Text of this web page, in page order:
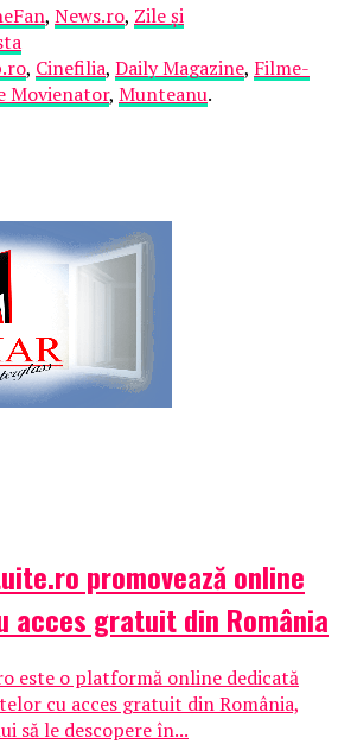
, News.ro, Zile și
, Cinefilia, Daily Magazine, Filme-
Movienator, Munteanu.
promovează online
acces gratuit din România
este o platformă online dedicată
cu acces gratuit din România,
să le descopere în...